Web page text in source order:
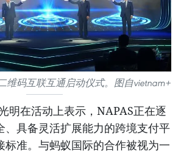
维码互联互通启动仪式。图自vietnam+
明在活动上表示，NAPAS正在逐
、具备灵活扩展能力的跨境支付平
标准。与蚂蚁国际的合作被视为一